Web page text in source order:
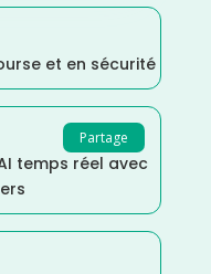
et en sécurité
Partage
temps réel avec